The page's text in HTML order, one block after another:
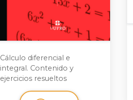
Cálculo diferencial e
integral. Contenido y
ejercicios resueltos